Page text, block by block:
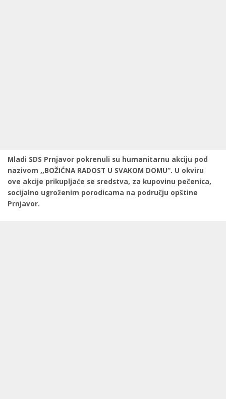
Mladi SDS Prnjavor pokrenuli su humanitarnu akciju pod
nazivom ,,BOŽIĆNA RADOST U SVAKOM DOMU“. U okviru
ove akcije prikupljaće se sredstva, za kupovinu pečenica,
socijalno ugroženim porodicama na području opštine
Prnjavor.